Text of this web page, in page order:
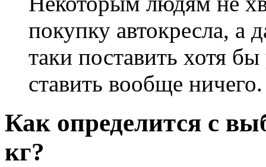
покупку автокресла, а
таки поставить хотя
ставить вообще ничего.
Как определится с
кг?